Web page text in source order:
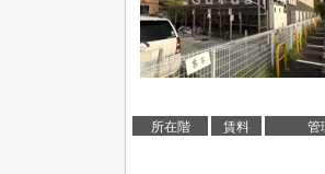
所在階 賃料 管